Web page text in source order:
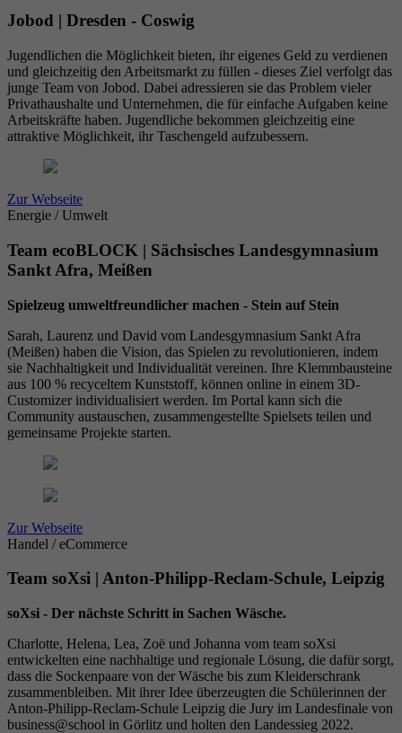
Jobod | Dresden - Coswig
Jugendlichen die Möglichkeit bieten, ihr eigenes Geld zu verdienen
und gleichzeitig den Arbeitsmarkt zu füllen - dieses Ziel verfolgt das
junge Team von Jobod. Dabei adressieren sie das Problem vieler
Privathaushalte und Unternehmen, die für einfache Aufgaben keine
Arbeitskräfte haben. Jugendliche bekommen gleichzeitig eine
attraktive Möglichkeit, ihr Taschengeld aufzubessern.
Zur Webseite
Energie / Umwelt
Team ecoBLOCK | Sächsisches Landesgymnasium
Sankt Afra, Meißen
Spielzeug umweltfreundlicher machen - Stein auf Stein
Sarah, Laurenz und David vom Landesgymnasium Sankt Afra
(Meißen) haben die Vision, das Spielen zu revolutionieren, indem
sie Nachhaltigkeit und Individualität vereinen. Ihre Klemmbausteine
aus 100 % recyceltem Kunststoff, können online in einem 3D-
Customizer individualisiert werden. Im Portal kann sich die
Community austauschen, zusammengestellte Spielsets teilen und
gemeinsame Projekte starten.
Zur Webseite
Handel / eCommerce
Team soXsi | Anton-Philipp-Reclam-Schule, Leipzig
soXsi - Der nächste Schritt in Sachen Wäsche.
Charlotte, Helena, Lea, Zoë und Johanna vom team soXsi
entwickelten eine nachhaltige und regionale Lösung, die dafür sorgt,
dass die Sockenpaare von der Wäsche bis zum Kleiderschrank
zusammenbleiben. Mit ihrer Idee überzeugten die Schülerinnen der
Anton-Philipp-Reclam-Schule Leipzig die Jury im Landesfinale von
business@school in Görlitz und holten den Landessieg 2022.